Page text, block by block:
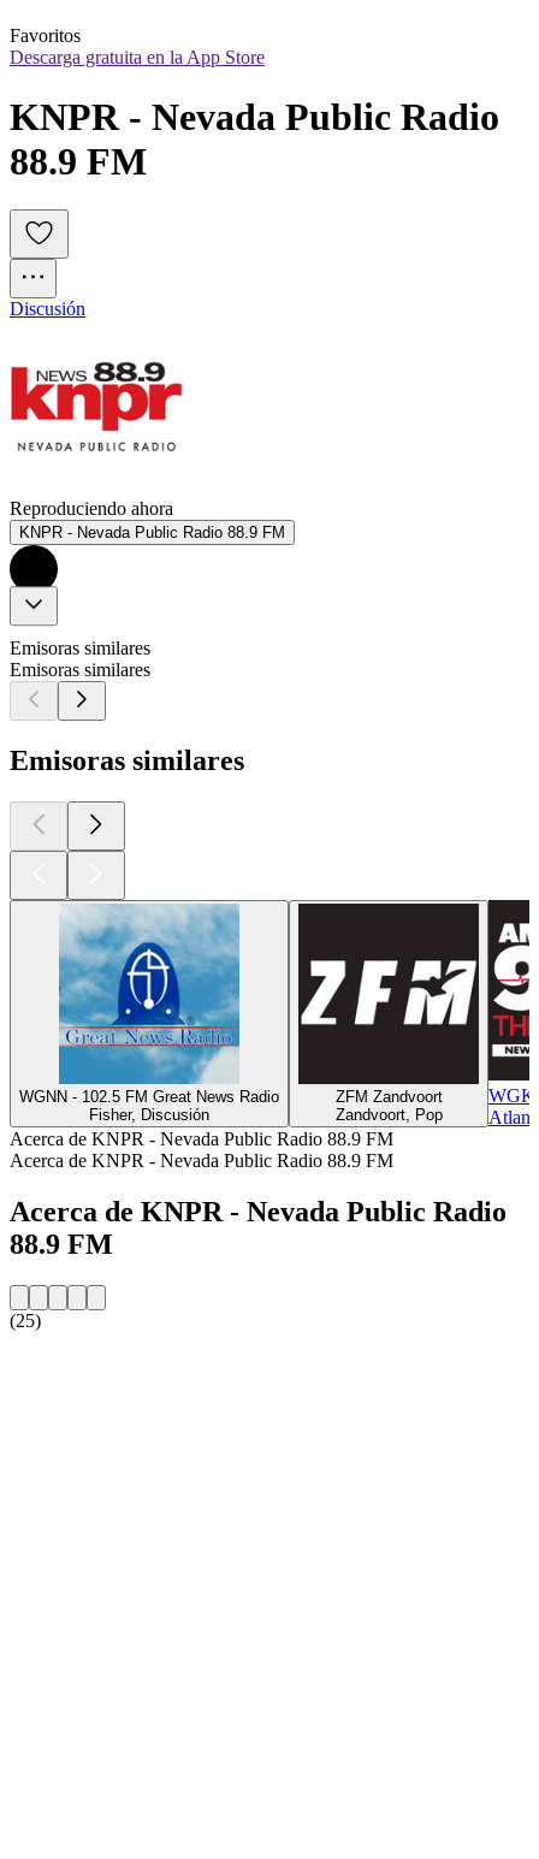
Favoritos
Descarga gratuita en la App Store
KNPR - Nevada Public Radio
88.9 FM
Discusión
Reproduciendo ahora
KNPR - Nevada Public Radio 88.9 FM
Emisoras similares
Emisoras similares
Emisoras similares
WGNN - 102.5 FM Great News Radio
Fisher, Discusión
ZFM Zandvoort
Zandvoort, Pop
Acerca de KNPR - Nevada Public Radio 88.9 FM
Acerca de KNPR - Nevada Public Radio 88.9 FM
Acerca de KNPR - Nevada Public Radio
88.9 FM
(25)